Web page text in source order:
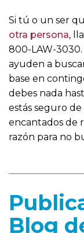
Si tú o un ser
otra persona,
800-LAW-
ayuden a
base en
debes nada
estás seguro de
encantados de
razón para no
Blog